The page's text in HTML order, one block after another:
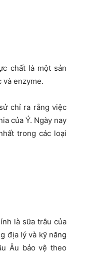
chất là một sản
enzyme.
chỉ ra rằng việc
của Ý. Ngày nay
trong các loại
là sữa trâu của
địa lý và kỹ năng
Âu bảo vệ theo